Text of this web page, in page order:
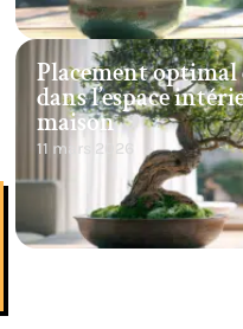
Placement optimal
dans l’espace
maison
11 mars 2026